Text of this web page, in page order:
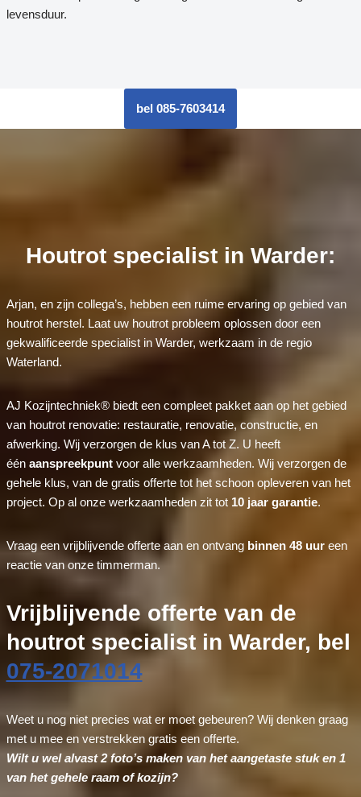
levensduur.
bel 085-7603414
Houtrot specialist in Warder:
Arjan, en zijn collega’s, hebben een ruime ervaring op gebied van
houtrot herstel. Laat uw houtrot probleem oplossen door een
gekwalificeerde specialist in Warder, werkzaam in de regio
Waterland.
AJ Kozijntechniek® biedt een compleet pakket aan op het gebied
van houtrot renovatie: restauratie, renovatie, constructie, en
afwerking. Wij verzorgen de klus van A tot Z. U heeft
één aanspreekpuntvoor alle werkzaamheden. Wij verzorgen de
gehele klus, van de gratis offerte tot het schoon opleveren van het
project. Op al onze werkzaamheden zit tot 10 jaar garantie.
Vraag een vrijblijvende offerte aan en ontvang binnen 48 uureen
reactie van onze timmerman.
Vrijblijvende offerte van de
houtrot specialist in Warder, bel
075-2071014
Weet u nog niet precies wat er moet gebeuren? Wij denken graag
met u mee en verstrekken gratis een offerte.
Wilt u wel alvast 2 foto’s maken van het aangetaste stuk en 1
van het gehele raam of kozijn?